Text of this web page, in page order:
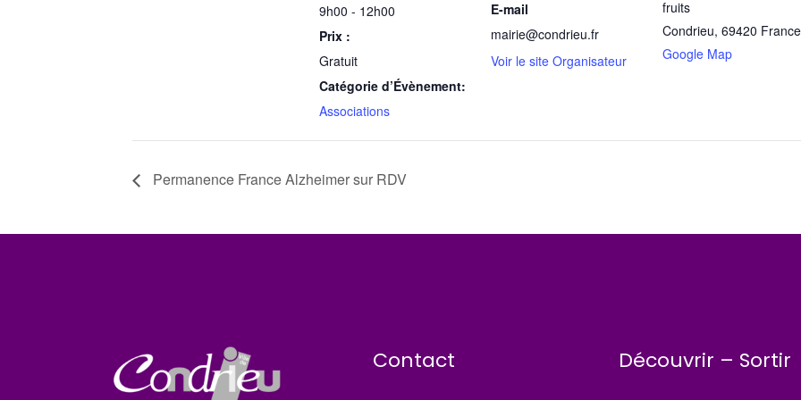
9h00 - 12h00
Prix :
Gratuit
Catégorie d’Évènement:
Associations
E-mail
mairie@condrieu.fr
Voir le site Organisateur
fruits
Condrieu, 69420 France
Google Map
Permanence France Alzheimer sur RDV
Contact Découvrir – Sortir